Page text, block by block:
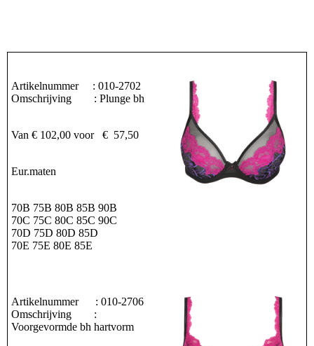
Artikelnummer : 010-2702
Omschrijving : Plunge bh
Van € 102,00 voor € 57,50
Eur.maten
70B 75B 80B 85B 90B
70C 75C 80C 85C 90C
70D 75D 80D 85D
70E 75E 80E 85E
Artikelnummer : 010-2706
Omschrijving :
Voorgevormde bh hartvorm